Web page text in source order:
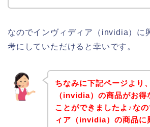
なのでインヴィディア（invidia）に
考にしていただけると幸いです。
ちなみに下記ページより
（invidia）の商品がお得
ことができましたよ♪な
ィア（invidia）の商品に